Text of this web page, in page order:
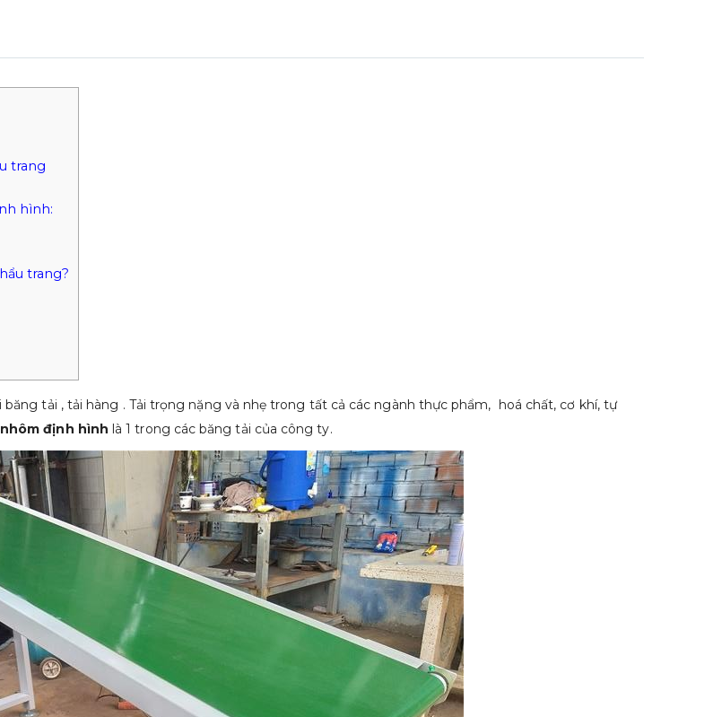
trang
hình:
trang?
băng tải , tải hàng . Tải trọng nặng và nhẹ trong tất cả các ngành thực phẩm, hoá chất, cơ khí, tự
định hình là 1 trong các băng tải của công ty.